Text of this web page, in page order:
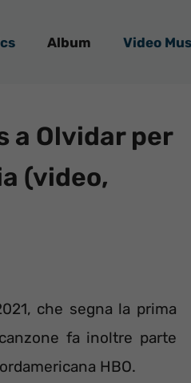
Album Video
a Olvidar per
(video,
che segna la prima
fa inoltre parte
HBO.